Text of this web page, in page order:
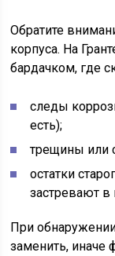
Обратите
корпуса. На
бардачком, где
следы
есть);
трещины или
остатки
застревают в
При
заменить, иначе